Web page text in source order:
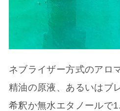
ネブライザー方式のアロ
精油の原液、あるいはブ
希釈か無水エタノールで